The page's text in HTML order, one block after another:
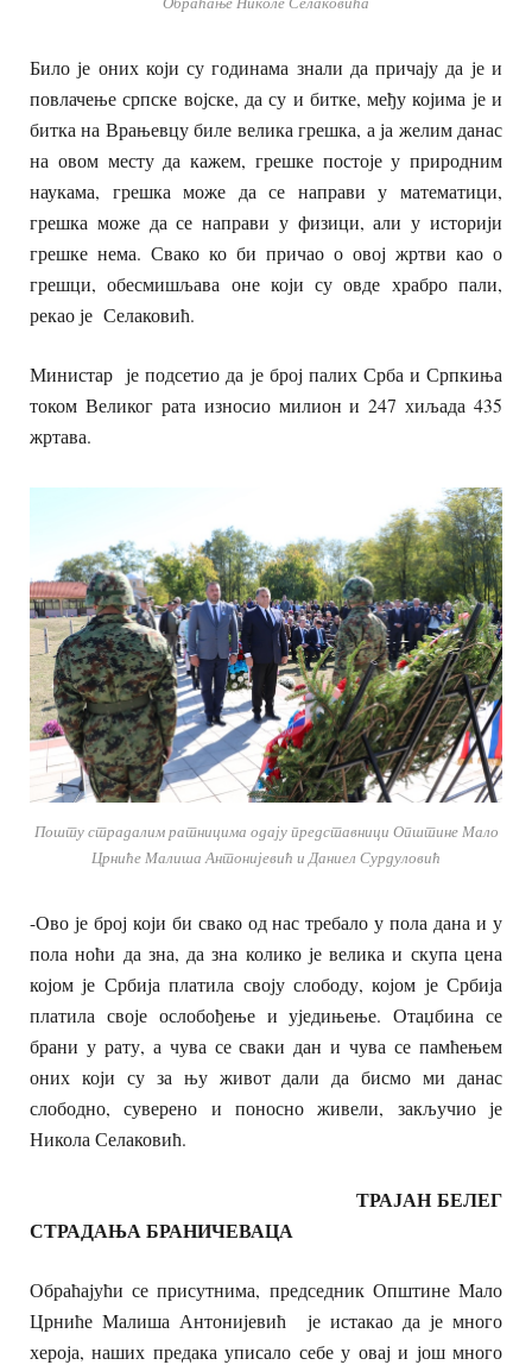
Било је оних који су годинама знали да причају да је и
повлачење српске војске, да су и битке, међу којима је и
битка на Врањевцу биле велика грешка, а ја желим данас
на овом месту да кажем, грешке постоје у природним
наукама, грешка може да се направи у математици,
грешка може да се направи у физици, али у историји
грешке нема. Свако ко би причао о овој жртви као о
грешци, обесмишљава оне који су овде храбро пали,
рекао је Селаковић.
Министар је подсетио да је број палих Срба и Српкиња
током Великог рата износио милион и 247 хиљада 435
жртава.
Пошту страдалим ратницима одају представници Општине Мало
Црниће Малиша Антонијевић и Даниел Сурдуловић
-Ово је број који би свако од нас требало у пола дана и у
пола ноћи да зна, да зна колико је велика и скупа цена
којом је Србија платила своју слободу, којом је Србија
платила своје ослобођење и уједињење. Отаџбина се
брани у рату, а чува се сваки дан и чува се памћењем
оних који су за њу живот дали да бисмо ми данас
слободно, суверено и поносно живели, закључио је
Никола Селаковић.
ТРАЈАН БЕЛЕГ
СТРАДАЊА БРАНИЧЕВАЦА
Обраћајући се присутнима, председник Општине Мало
Црниће Малиша Антонијевић је истакао да је много
хероја, наших предака уписало себе у овај и још много